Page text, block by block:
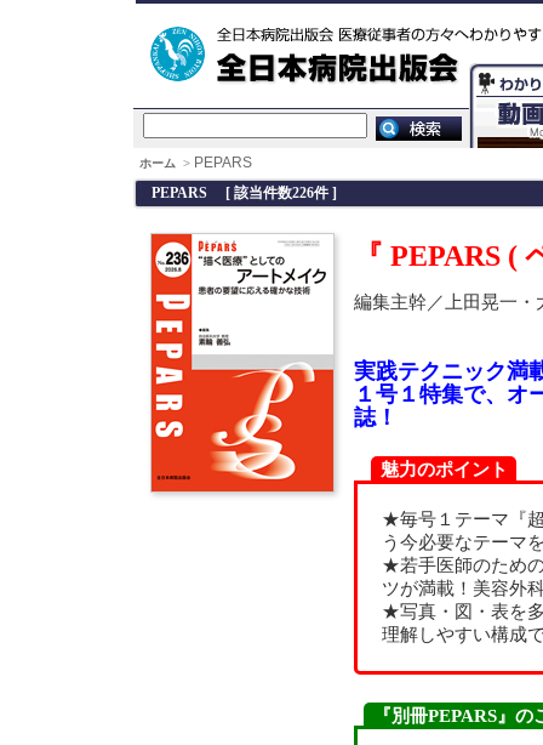
ホーム > PEPARS
PEPARS [ 該当件数226件 ]
『 PEPARS (
編集主幹／上田晃一
実践テクニック満
１号１特集で、オ
誌！
魅力のポイント
★毎号１テーマ『
う今必要なテーマ
★若手医師のため
ツが満載！美容外
★写真・図・表を
理解しやすい構成
『別冊PEPARS』の